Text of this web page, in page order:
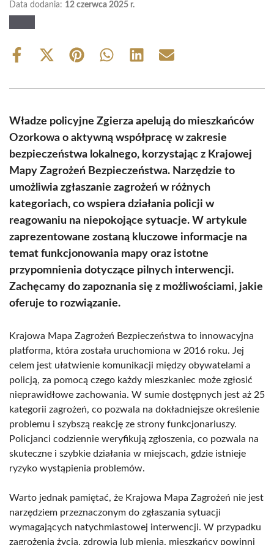
Data dodania: 12 czerwca 2025 r.
Share
Share
(Twitter)
Share Share Share Share
Władze policyjne Zgierza apelują do mieszkańców
Ozorkowa o aktywną współpracę w zakresie
bezpieczeństwa lokalnego, korzystając z Krajowej
Mapy Zagrożeń Bezpieczeństwa. Narzędzie to
umożliwia zgłaszanie zagrożeń w różnych
kategoriach, co wspiera działania policji w
reagowaniu na niepokojące sytuacje. W artykule
zaprezentowane zostaną kluczowe informacje na
temat funkcjonowania mapy oraz istotne
przypomnienia dotyczące pilnych interwencji.
Zachęcamy do zapoznania się z możliwościami, jakie
oferuje to rozwiązanie.
Krajowa Mapa Zagrożeń Bezpieczeństwa to innowacyjna
platforma, która została uruchomiona w 2016 roku. Jej
celem jest ułatwienie komunikacji między obywatelami a
policją, za pomocą czego każdy mieszkaniec może zgłosić
nieprawidłowe zachowania. W sumie dostępnych jest aż 25
kategorii zagrożeń, co pozwala na dokładniejsze określenie
problemu i szybszą reakcję ze strony funkcjonariuszy.
Policjanci codziennie weryfikują zgłoszenia, co pozwala na
skuteczne i szybkie działania w miejscach, gdzie istnieje
ryzyko wystąpienia problemów.
Warto jednak pamiętać, że Krajowa Mapa Zagrożeń nie jest
narzędziem przeznaczonym do zgłaszania sytuacji
wymagających natychmiastowej interwencji. W przypadku
zagrożenia życia, zdrowia lub mienia, mieszkańcy powinni